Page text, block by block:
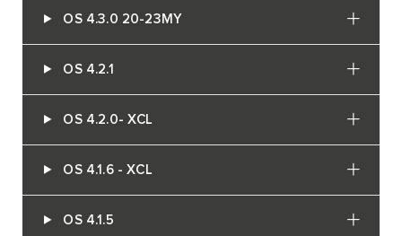
OS 4.3.0 20-23MY
OS 4.2.1
OS 4.2.0- XCL
OS 4.1.6 - XCL
OS 4.1.5